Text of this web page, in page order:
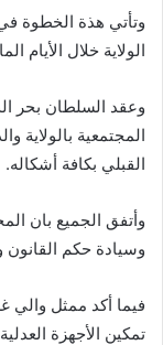
وتأتي هذة الخطوة في
الولاية خلال الأيام
وعقد السلطان بحر
المجتمعية بالولاية
القبلي بكافة أشكاله.
وأتفق الجميع بان
وسيادة حكم القانون
فيما أكد ممثل والي
تمكين الأجهزة